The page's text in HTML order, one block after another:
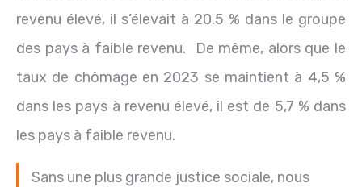
revenu élevé, il s’élevait à 20.5 % dans le groupe
des pays à faible revenu. De même, alors que le
taux de chômage en 2023 se maintient à 4,5 %
dans les pays à revenu élevé, il est de 5,7 % dans
les pays à faible revenu.
Sans une plus grande justice sociale, nous